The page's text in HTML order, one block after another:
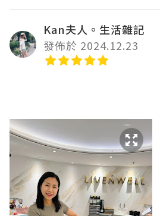
Kan夫人。生活雜記
發佈於 2024.12.23